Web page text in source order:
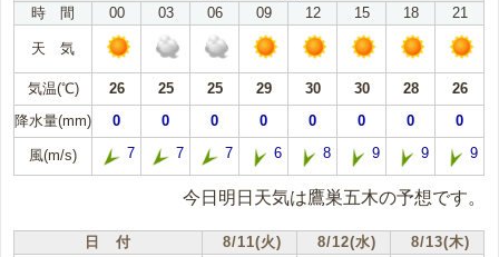
時 間
00 03 06 09 12 15 18 21
天 気
気温(℃) 26 25 25 29 30 30 28
26
降水量(mm)
0 0 0 0 0 0 0 0
風(m/s) 7 7 7 6 8 9 9 9
今日明日天気は鷹巣五木の予想です。
日 付 8/11(火) 8/12(水) 8/13(木)